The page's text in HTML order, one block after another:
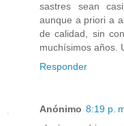
sastres sean
aunque a priori a
de calidad, sin
muchísimos años.
Responder
Anónimo 8:19 p.